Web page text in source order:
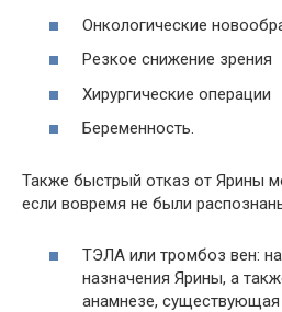
Онкологические
Резкое снижение зрения
Хирургические операции
Беременность.
Также быстрый отказ от Ярины
если вовремя не были
ТЭЛА или тромбоз вен:
назначения Ярины, а
анамнезе,